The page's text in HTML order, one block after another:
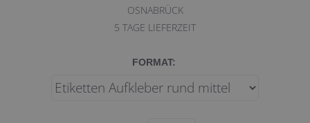
OSNABRÜCK
5 TAGE LIEFERZEIT
FORMAT: